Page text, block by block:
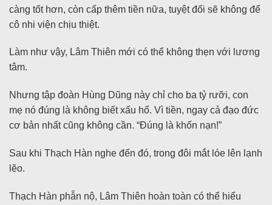
càng tốt hơn, còn cấp thêm tiền nữa, tuyệt đối sẽ không để
cô nhi viện chịu thiệt.
Làm như vậy, Lâm Thiên mới có thể không thẹn với lương
tâm.
Nhưng tập đoàn Hùng Dũng này chỉ cho ba tỷ rưỡi, con
mẹ nó đúng là không biết xấu hổ. Vì tiền, ngay cả đạo đức
cơ bản nhất cũng không cần. “Đúng là khốn nạn!”
Sau khi Thạch Hàn nghe đến đó, trong đôi mắt lóe lên lạnh
lẽo.
Thạch Hàn phẫn nộ, Lâm Thiên hoàn toàn có thể hiểu